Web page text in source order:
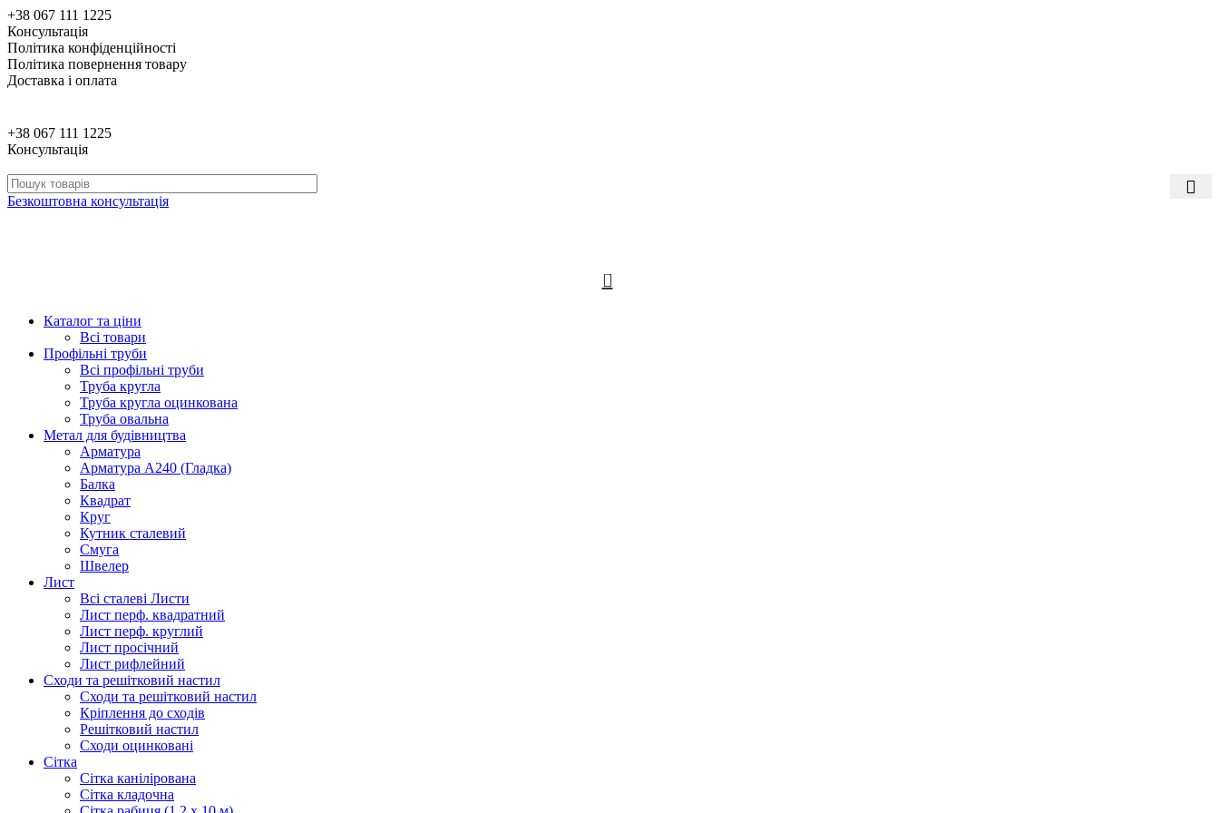
+38 067 111 1225
Консультація
Політика конфіденційності
Політика повернення товару
Доставка і оплата
+38 067 111 1225
Консультація
Безкоштовна консультація
0
Каталог та ціни
Всі товари
Профільні труби
Всі профільні труби
Труба кругла
Труба кругла оцинкована
Труба овальна
Метал для будівництва
Арматура
Арматура А240 (Гладка)
Балка
Квадрат
Круг
Кутник сталевий
Смуга
Швелер
Лист
Всі сталеві Листи
Лист перф. квадратний
Лист перф. круглий
Лист просічний
Лист рифлейний
Сходи та решітковий настил
Сходи та решітковий настил
Кріплення до сходів
Решітковий настил
Сходи оцинковані
Сітка
Сітка канілірована
Сітка кладочна